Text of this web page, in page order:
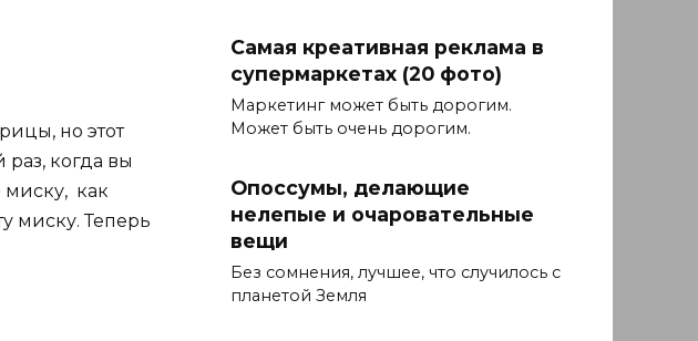
но этот
когда вы
миску, как
миску. Теперь
Самая креативная реклама в
супермаркетах (20 фото)
Маркетинг может быть дорогим.
Может быть очень дорогим.
Опоссумы, делающие
нелепые и очаровательные
вещи
Без сомнения, лучшее, что случилось с
планетой Земля